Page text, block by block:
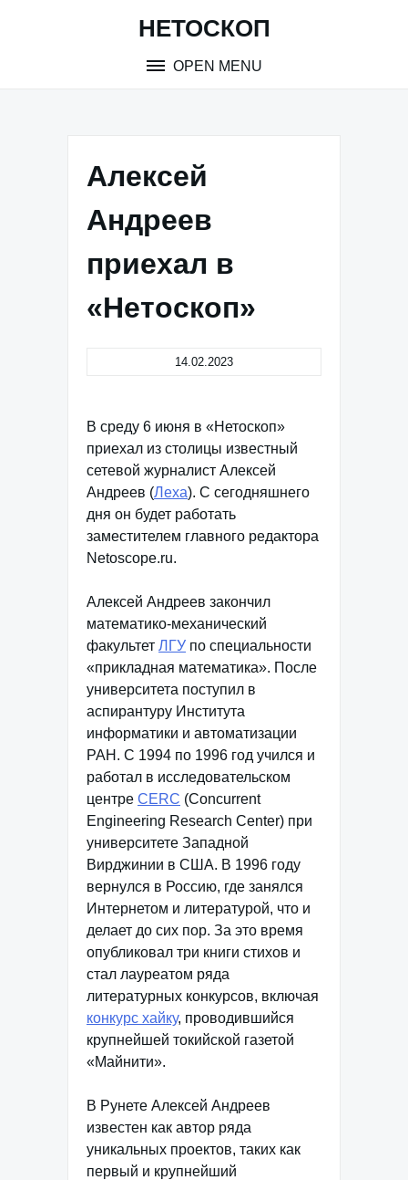
НЕТОСКОП
OPEN MENU
Алексей
Андреев
приехал в
«Нетоскоп»
14.02.2023
В среду 6 июня в «Нетоскоп»
приехал из столицы известный
сетевой журналист Алексей
Андреев (Леха). С сегодняшнего
дня он будет работать
заместителем главного редактора
Netoscope.ru.
Алексей Андреев закончил
математико-механический
факультет ЛГУ по специальности
«прикладная математика». После
университета поступил в
аспирантуру Института
информатики и автоматизации
РАН. С 1994 по 1996 год учился и
работал в исследовательском
центре CERC (Concurrent
Engineering Research Center) при
университете Западной
Вирджинии в США. В 1996 году
вернулся в Россию, где занялся
Интернетом и литературой, что и
делает до сих пор. За это время
опубликовал три книги стихов и
стал лауреатом ряда
литературных конкурсов, включая
конкурс хайку, проводившийся
крупнейшей токийской газетой
«Майнити».
В Рунете Алексей Андреев
известен как автор ряда
уникальных проектов, таких как
первый и крупнейший